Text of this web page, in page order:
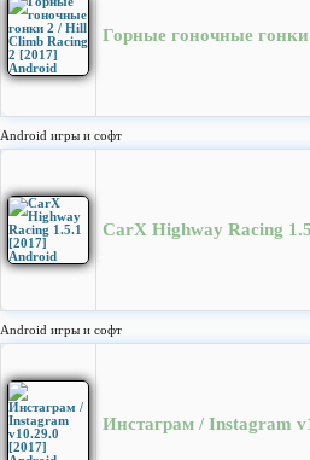
Горные гоночные
Android игры и софт
CarX Highway Racing
Android игры и софт
Инстаграм / Instagram